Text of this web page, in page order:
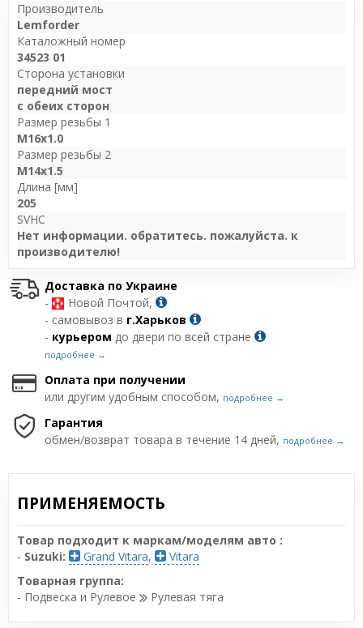
Производитель
Lemforder
Каталожный номер
34523 01
Сторона установки
передний мост
с обеих сторон
Размер резьбы 1
M16x1.0
Размер резьбы 2
M14x1.5
Длина [мм]
205
SVHC
Нет информации. обратитесь. пожалуйста. к
производителю!
Доставка по Украине
-
Новой Почтой,
- самовывоз в г.Харьков
- курьером до двери по всей стране
подробнее →
Оплата при получении
или другим удобным способом, подробнее →
Гарантия
обмен/возврат товара в течение 14 дней, подробнее →
ПРИМЕНЯЕМОСТЬ
Товар подходит к маркам/моделям авто :
- Suzuki: Grand Vitara,
Vitara
Товарная группа:
- Подвеска и Рулевое
Рулевая тяга